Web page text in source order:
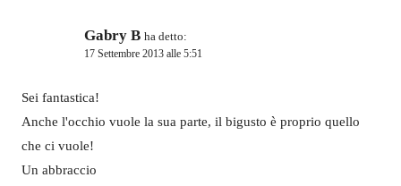
Gabry B ha detto:
17 Settembre 2013 alle 5:51
Sei fantastica!
Anche l'occhio vuole la sua parte, il bigusto è proprio quello
che ci vuole!
Un abbraccio